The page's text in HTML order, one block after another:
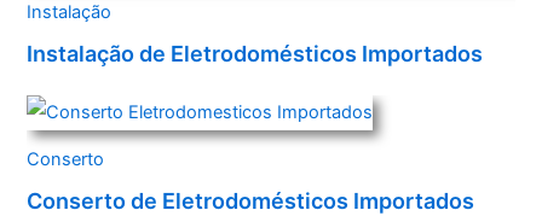
Instalação
Instalação de Eletrodomésticos Importados
Conserto
Conserto de Eletrodomésticos Importados